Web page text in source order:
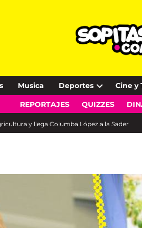
Musica Deportes
Open
dropdown
Cine y
REPORTAJES QUIZZES
y llega Columba López a la Sader